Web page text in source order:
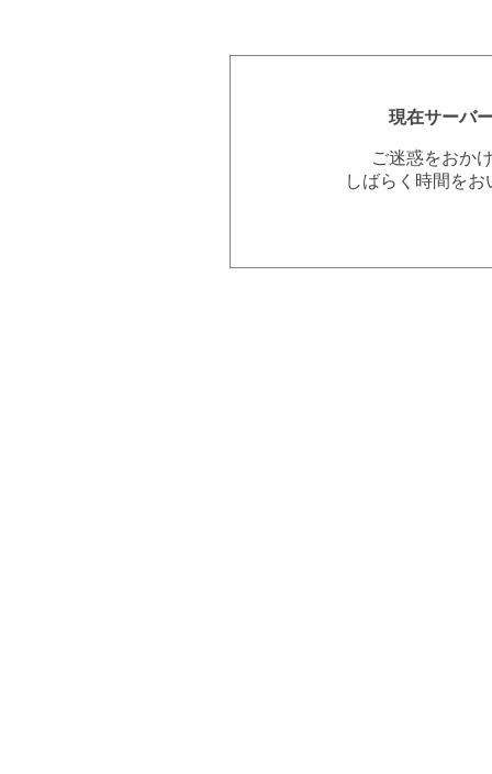
現在サーバ
ご迷惑をおか
しばらく時間を